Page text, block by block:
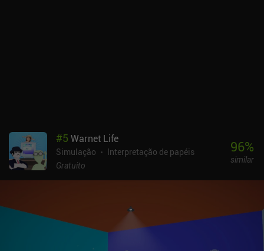
#5 Warnet Life
Simulação
Interpretação de papéis
Gratuito
96%
similar